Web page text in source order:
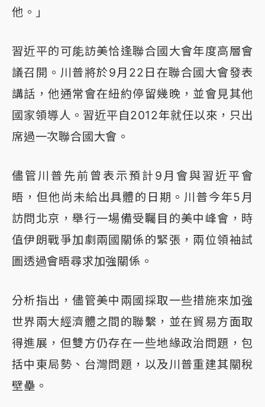
他。」
習近平的可能訪美恰逢聯合國大會年度高層會
議召開。川普將於9月22日在聯合國大會發表
講話，他通常會在紐約停留幾晚，並會見其他
國家領導人。習近平自2012年就任以來，只出
席過一次聯合國大會。
儘管川普先前曾表示預計9月會與習近平會
晤，但他尚未給出具體的日期。川普今年5月
訪問北京，舉行一場備受矚目的美中峰會，時
值伊朗戰爭加劇兩國關係的緊張，兩位領袖試
圖透過會晤尋求加強關係。
分析指出，儘管美中兩國採取一些措施來加強
世界兩大經濟體之間的聯繫，並在貿易方面取
得進展，但雙方仍存在一些地緣政治問題，包
括中東局勢、台灣問題，以及川普重建其關稅
壁壘。